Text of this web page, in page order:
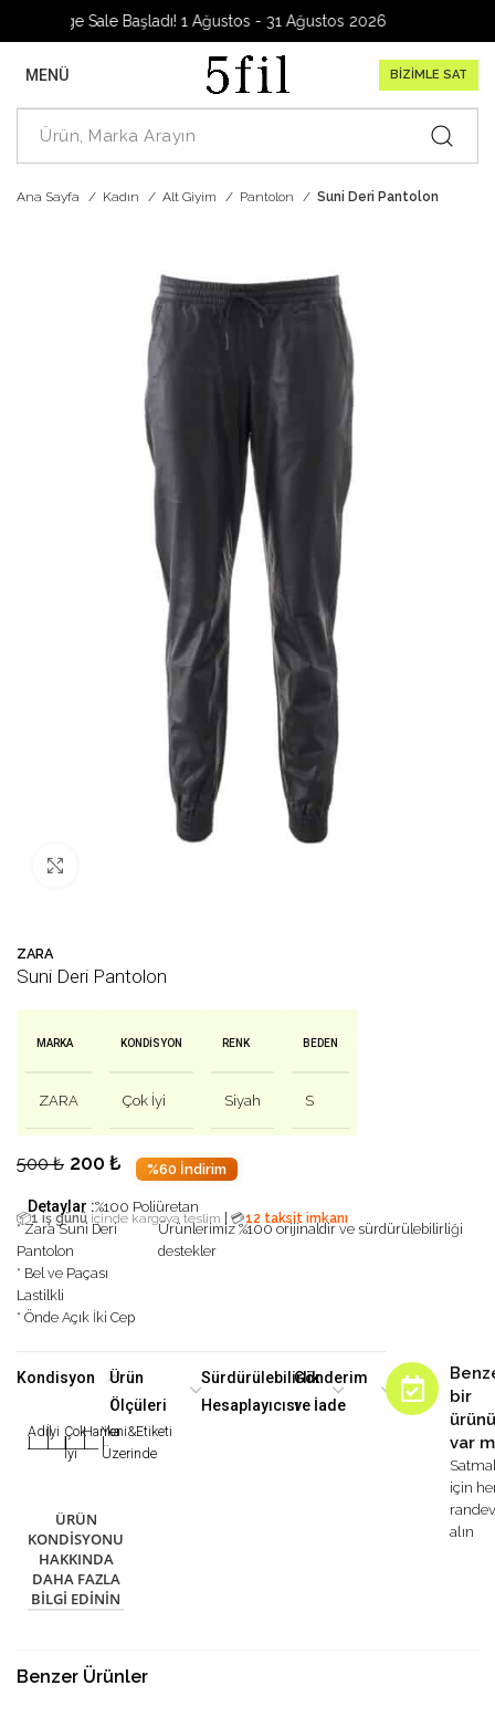
Sale Başladı! 1 Ağustos - 31 Ağustos 2026
MENÜ BİZİMLE SAT
Ana Sayfa Kadın Alt Giyim Pantolon Suni Deri Pantolon
ZARA
Suni Deri Pantolon
MARKA
ZARA
KONDISYON
Çok İyi
RENK
Siyah
BEDEN
S
500₺ 200 ₺ %60 İndirim
Detaylar :%100 Poliüretan
📦1 iş günü içinde kargoya teslim 💳12 taksit imkanı
* Zara Suni Deri
Pantolon
* Bel ve Paçası
Lastilkli
* Önde Açık İki Cep
Ürünlerimiz %100 orijinaldir ve sürdürülebilirliği
destekler
Kondisyon
Adilİyi
|
Çok
İyi
Harika
|
Yeni&Etiketi
Üzerinde
ÜRÜN
KONDISYONU
HAKKINDA
DAHA FAZLA
BILGI EDININ
Ürün
Ölçüleri
Sürdürülebilirlik
Hesaplayıcısı
Gönderim
ve İade
bir
var
için
alın
Benzer Ürünler